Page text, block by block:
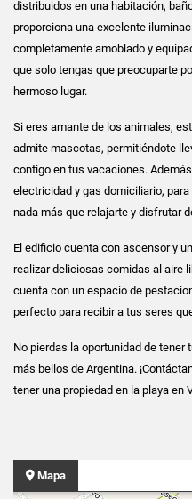
distribuidos en una habitación,
proporciona una excelente
completamente amoblado y
que solo tengas que preocuparte
hermoso lugar.
Si eres amante de los animales,
admite mascotas, permitiéndote
contigo en tus vacaciones.
electricidad y gas domiciliario,
nada más que relajarte y disfrutar
El edificio cuenta con ascensor y
realizar deliciosas comidas al aire
cuenta con un espacio de
perfecto para recibir a tus seres
No pierdas la oportunidad de tener
más bellos de Argentina.
tener una propiedad en la playa en
Mapa